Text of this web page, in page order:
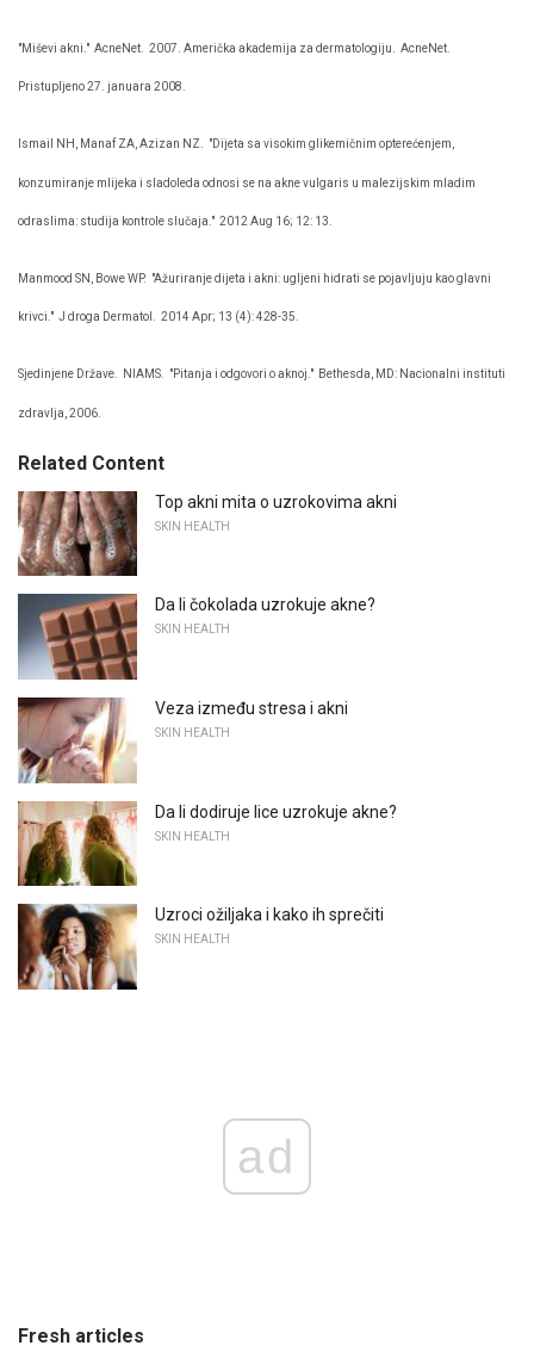
"Miševi akni." AcneNet. 2007. Američka akademija za dermatologiju. AcneNet.
Pristupljeno 27. januara 2008.
Ismail NH, Manaf ZA, Azizan NZ. "Dijeta sa visokim glikemičnim opterećenjem,
konzumiranje mlijeka i sladoleda odnosi se na akne vulgaris u malezijskim mladim
odraslima: studija kontrole slučaja." 2012 Aug 16; 12: 13.
Manmood SN, Bowe WP. "Ažuriranje dijeta i akni: ugljeni hidrati se pojavljuju kao glavni
krivci." J droga Dermatol. 2014 Apr; 13 (4): 428-35.
Sjedinjene Države. NIAMS. "Pitanja i odgovori o aknoj." Bethesda, MD: Nacionalni instituti
zdravlja, 2006.
Related Content
Top akni mita o uzrokovima akni
SKIN HEALTH
Da li čokolada uzrokuje akne?
SKIN HEALTH
Veza između stresa i akni
SKIN HEALTH
Da li dodiruje lice uzrokuje akne?
SKIN HEALTH
Uzroci ožiljaka i kako ih sprečiti
SKIN HEALTH
ad
Fresh articles